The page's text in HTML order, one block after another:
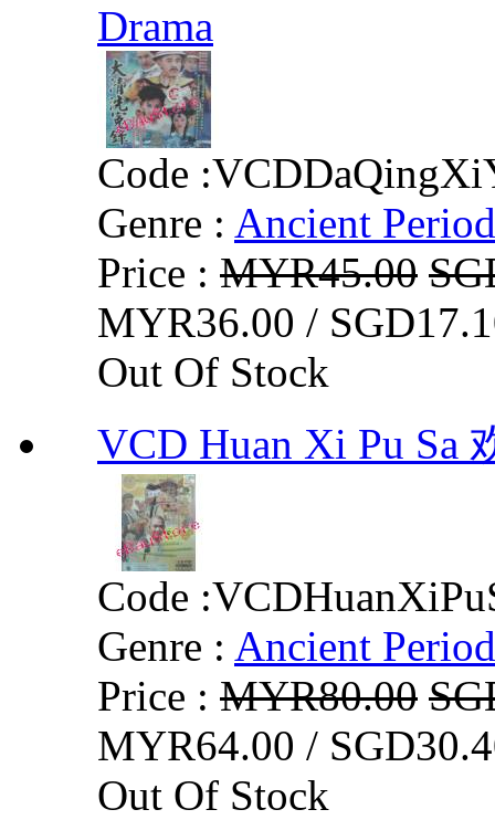
Drama
Code :
Genre : Ancient Period
Price : MYR45.00
MYR36.00 /
Out Of Stock
VCD Huan Xi Pu Sa
Code :
Genre : Ancient Period
Price : MYR80.00
MYR64.00 /
Out Of Stock